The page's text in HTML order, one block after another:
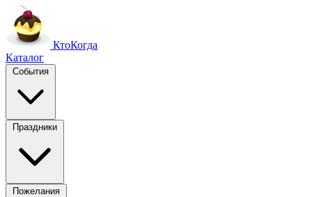
КтоКогда
Каталог
События
Праздники
Пожелания